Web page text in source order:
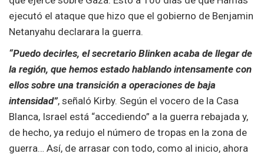
ejecutó el ataque que hizo que el gobierno de Benjamin
Netanyahu declarara la guerra.
“Puedo decirles, el secretario Blinken acaba de llegar de
la región, que hemos estado hablando intensamente con
ellos sobre una transición a operaciones de baja
intensidad”, señaló Kirby. Según el vocero de la Casa
Blanca, Israel está “accediendo” a la guerra rebajada y,
de hecho, ya redujo el número de tropas en la zona de
guerra… Así, de arrasar con todo, como al inicio, ahora